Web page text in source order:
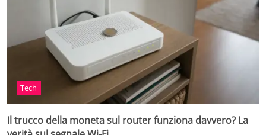
Tech
Il trucco della moneta sul router funziona davvero? La